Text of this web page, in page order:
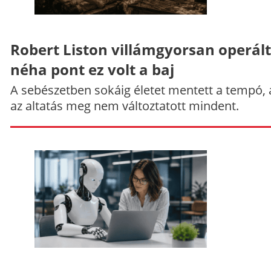
Robert Liston villámgyorsan
néha pont ez volt a baj
A sebészetben sokáig életet mentett a tempó,
az altatás meg nem változtatott mindent.